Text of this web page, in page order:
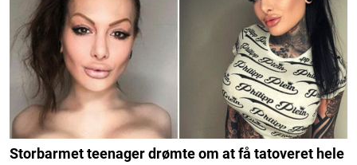
Storbarmet teenager drømte om at få tatoveret hele